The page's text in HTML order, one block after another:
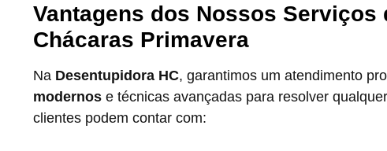
Vantagens dos Nossos Serviços
Chácaras Primavera
Na Desentupidora HC, garantimos um atendimento
modernos e técnicas avançadas para resolver
clientes podem contar com: